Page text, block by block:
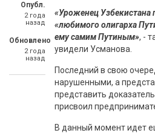
Опубл.
2 года
назад
Обновлено
2 года
назад
«Уроженец Узбекистана
«любимого олигарха
ему самим Путиным», -
увидели Усманова.
Последний в свою
нарушенными, а
представить
присвоил
В данный момент идет